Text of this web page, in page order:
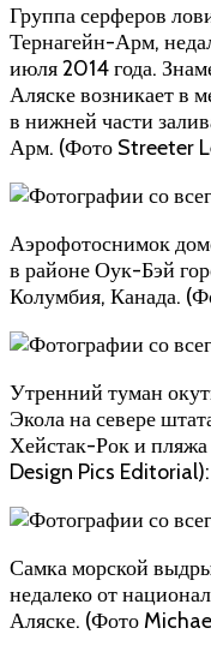
Группа серферов
Тернагейн-Арм,
июля 2014 года.
Аляске возникает в
в нижней части
Арм. (Фото Streeter
Аэрофотоснимок
в районе Оук-Бэй
Колумбия, Канада.
Утренний туман
Экола на севере
Хейстак-Рок и
Design Pics Editorial):
Самка морской
недалеко от
Аляске. (Фото